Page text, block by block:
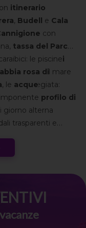
itinerario
, Budell e Cala
con
tassa del Parco
prime colazioni
farti vivere il mare
privilegiata:
le piscine
rosa di
, le acque
profilo di
giorno alterna
trasparenti e
assoluto nelle
da vivere insieme